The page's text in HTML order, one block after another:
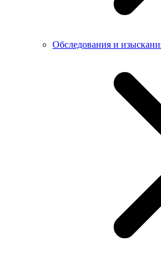
Обследования и